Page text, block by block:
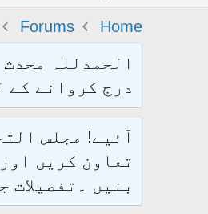
Home
Forums
درج کروانے کے
آئیے! مجلس
تعاون کریں
بنیں ۔تفصیلات